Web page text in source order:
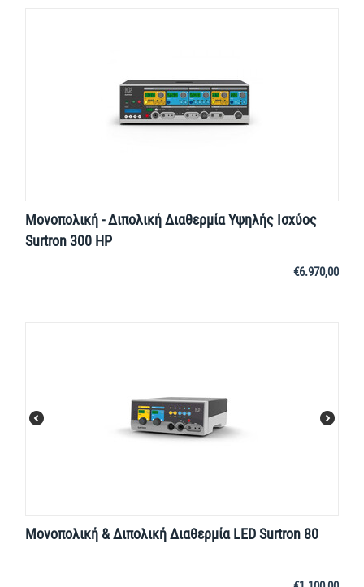
Μονοπολική - Διπολική Διαθερμία Υψηλής Ισχύος
Surtron 300 HP
€6.970,00
Μονοπολική & Διπολική Διαθερμία LED Surtron 80